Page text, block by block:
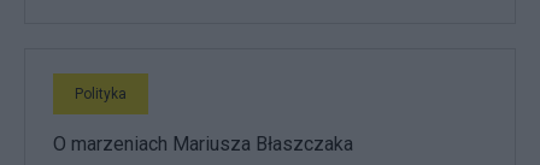
Polityka
O marzeniach Mariusza Błaszczaka